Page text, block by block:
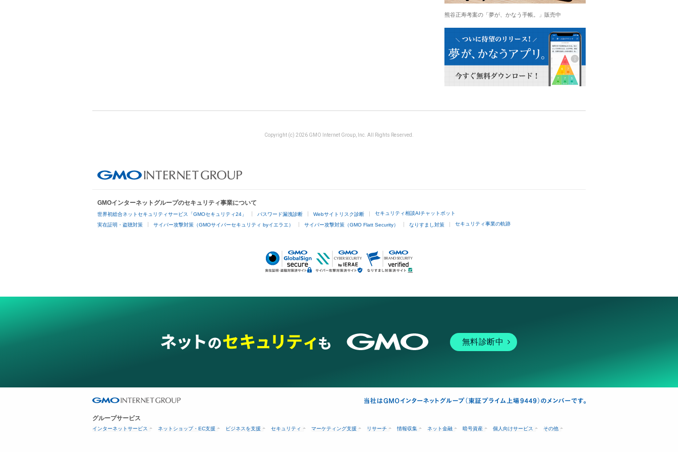
熊谷正寿考案の「夢が、かなう手帳。」販売中
Copyright (c) 2026 GMO Internet Group, Inc. All Rights Reserved.
GMOインターネットグループのセキュリティ事業について
世界初総合ネットセキュリティサービス「GMOセキュリティ24」 パスワード漏洩診断 Webサイトリスク診断 セキュリティ相談AIチャットボット
実在証明・盗聴対策 サイバー攻撃対策（GMOサイバーセキュリティ byイエラエ） サイバー攻撃対策（GMO Flatt Security） なりすまし対策 セキュリティ事業の軌跡
無料診断中
グループサービス
インターネットサービス ネットショップ・EC支援 ビジネスを支援 セキュリティ マーケティング支援 リサーチ 情報収集 ネット金融 暗号資産 個人向けサービス その他